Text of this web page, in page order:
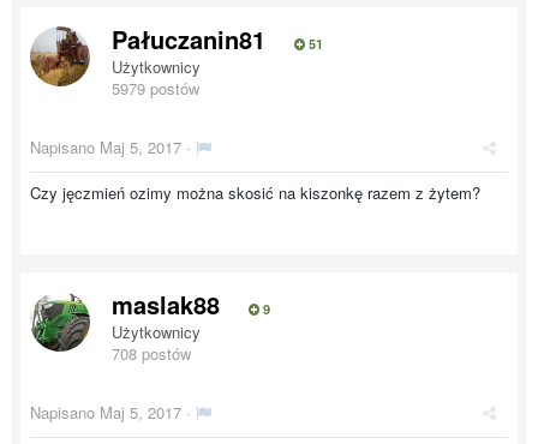
Pałuczanin81 51
Użytkownicy
5979 postów
Napisano Maj 5, 2017 ·
Czy jęczmień ozimy można skosić na kiszonkę razem z żytem?
maslak88 9
Użytkownicy
708 postów
Napisano Maj 5, 2017 ·